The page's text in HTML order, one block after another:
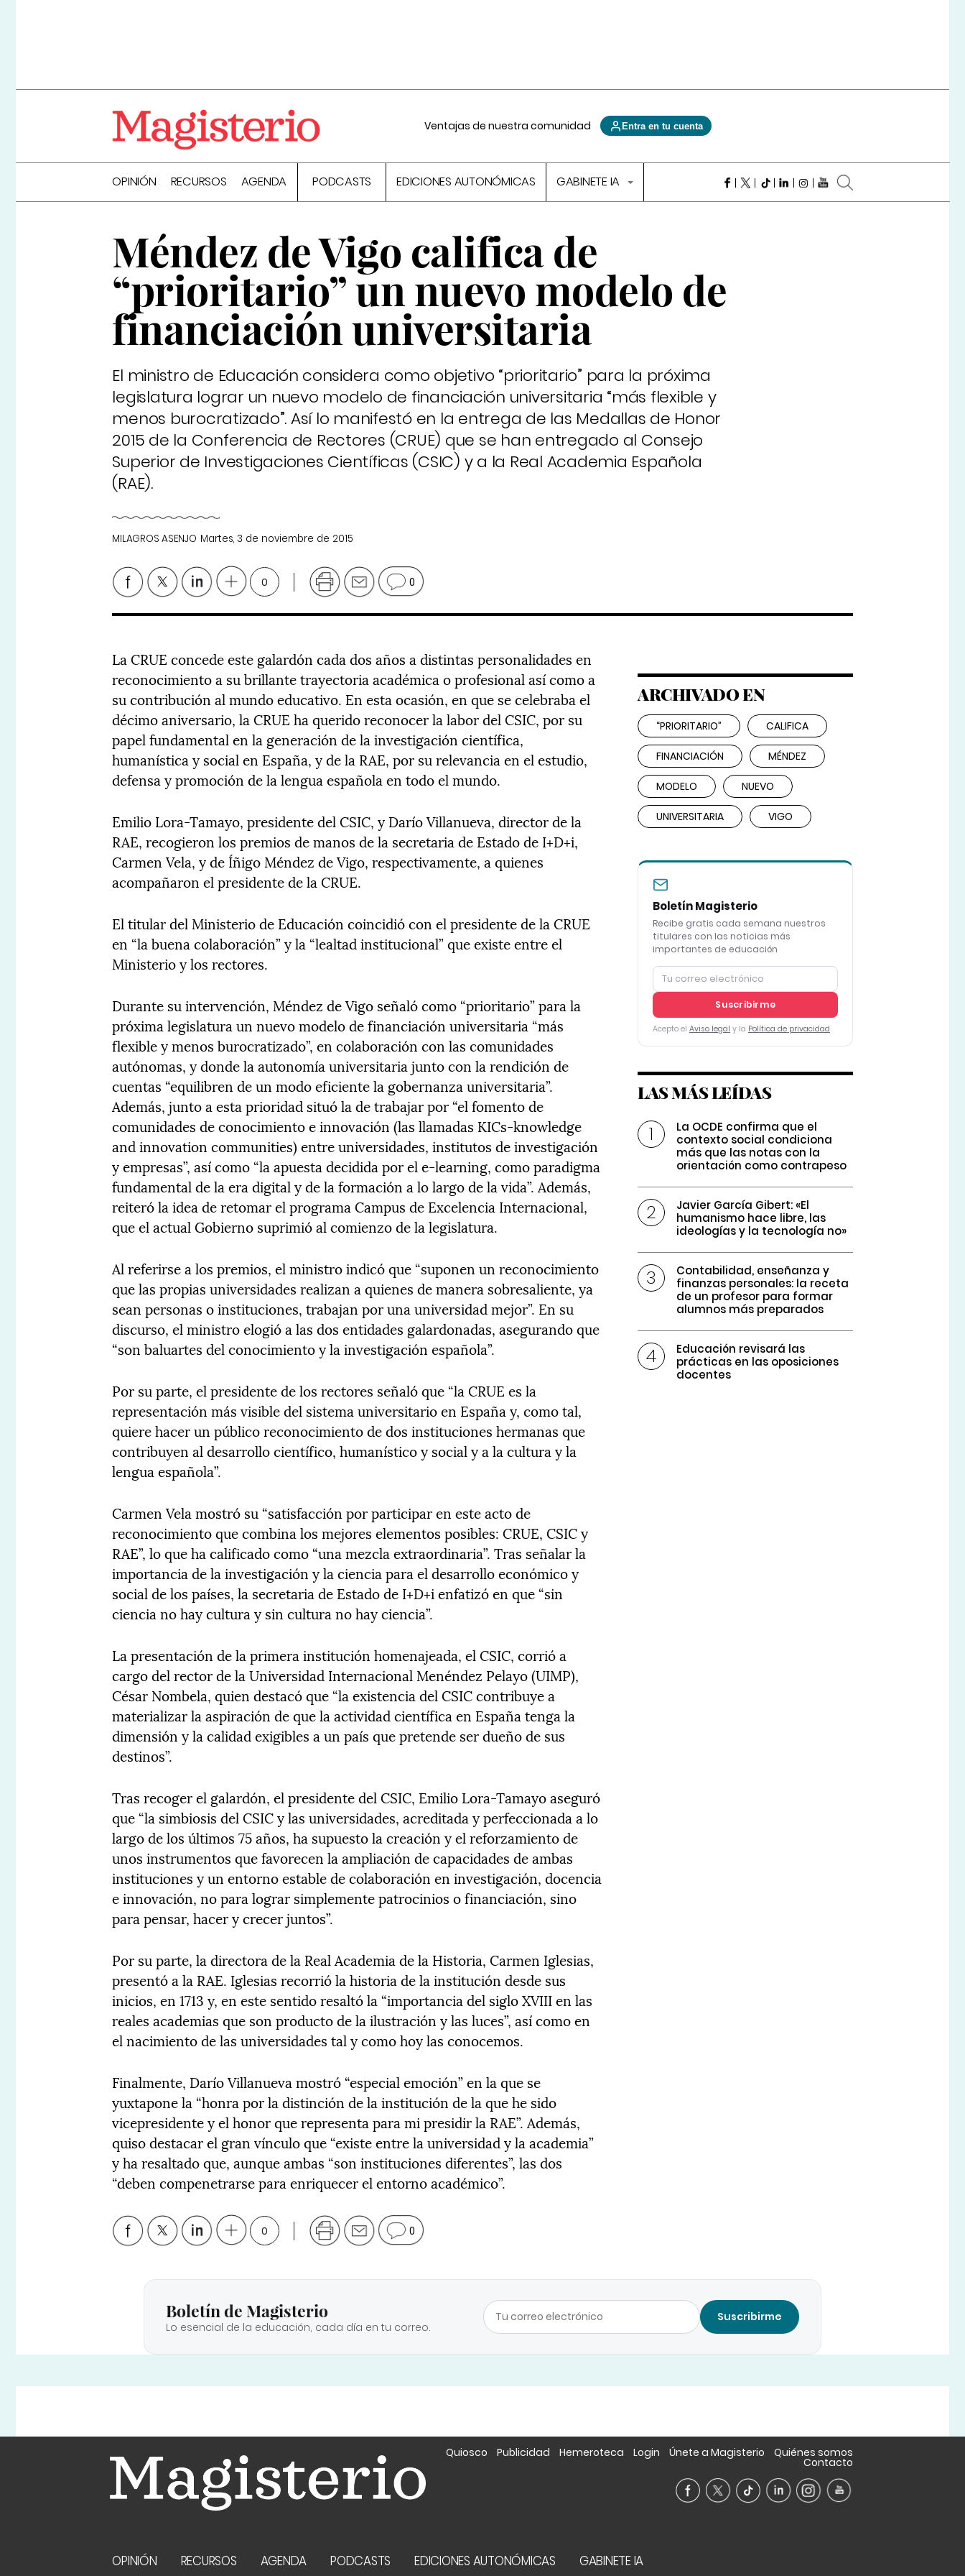
Ventajas de nuestra comunidad Entra en tu cuenta
OPINIÓN RECURSOS AGENDA PODCASTS EDICIONES AUTONÓMICAS GABINETE IA
Méndez de Vigo califica de
“prioritario” un nuevo modelo de
financiación universitaria
El ministro de Educación considera como objetivo “prioritario” para la próxima
legislatura lograr un nuevo modelo de financiación universitaria “más flexible y
menos burocratizado”. Así lo manifestó en la entrega de las Medallas de Honor
2015 de la Conferencia de Rectores (CRUE) que se han entregado al Consejo
Superior de Investigaciones Científicas (CSIC) y a la Real Academia Española
(RAE).
MILAGROS ASENJO Martes, 3 de noviembre de 2015
0 0
La CRUE concede este galardón cada dos años a distintas personalidades en
reconocimiento a su brillante trayectoria académica o profesional así como a
su contribución al mundo educativo. En esta ocasión, en que se celebraba el
décimo aniversario, la CRUE ha querido reconocer la labor del CSIC, por su
papel fundamental en la generación de la investigación científica,
humanística y social en España, y de la RAE, por su relevancia en el estudio,
defensa y promoción de la lengua española en todo el mundo.
Emilio Lora-Tamayo, presidente del CSIC, y Darío Villanueva, director de la
RAE, recogieron los premios de manos de la secretaria de Estado de I+D+i,
Carmen Vela, y de Íñigo Méndez de Vigo, respectivamente, a quienes
acompañaron el presidente de la CRUE.
El titular del Ministerio de Educación coincidió con el presidente de la CRUE
en “la buena colaboración” y la “lealtad institucional” que existe entre el
Ministerio y los rectores.
Durante su intervención, Méndez de Vigo señaló como “prioritario” para la
próxima legislatura un nuevo modelo de financiación universitaria “más
flexible y menos burocratizado”, en colaboración con las comunidades
autónomas, y donde la autonomía universitaria junto con la rendición de
cuentas “equilibren de un modo eficiente la gobernanza universitaria”.
Además, junto a esta prioridad situó la de trabajar por “el fomento de
comunidades de conocimiento e innovación (las llamadas KICs-knowledge
and innovation communities) entre universidades, institutos de investigación
y empresas”, así como “la apuesta decidida por el e-learning, como paradigma
fundamental de la era digital y de la formación a lo largo de la vida”. Además,
reiteró la idea de retomar el programa Campus de Excelencia Internacional,
que el actual Gobierno suprimió al comienzo de la legislatura.
Al referirse a los premios, el ministro indicó que “suponen un reconocimiento
que las propias universidades realizan a quienes de manera sobresaliente, ya
sean personas o instituciones, trabajan por una universidad mejor”. En su
discurso, el ministro elogió a las dos entidades galardonadas, asegurando que
“son baluartes del conocimiento y la investigación española”.
Por su parte, el presidente de los rectores señaló que “la CRUE es la
representación más visible del sistema universitario en España y, como tal,
quiere hacer un público reconocimiento de dos instituciones hermanas que
contribuyen al desarrollo científico, humanístico y social y a la cultura y la
lengua española”.
Carmen Vela mostró su “satisfacción por participar en este acto de
reconocimiento que combina los mejores elementos posibles: CRUE, CSIC y
RAE”, lo que ha calificado como “una mezcla extraordinaria”. Tras señalar la
importancia de la investigación y la ciencia para el desarrollo económico y
social de los países, la secretaria de Estado de I+D+i enfatizó en que “sin
ciencia no hay cultura y sin cultura no hay ciencia”.
La presentación de la primera institución homenajeada, el CSIC, corrió a
cargo del rector de la Universidad Internacional Menéndez Pelayo (UIMP),
César Nombela, quien destacó que “la existencia del CSIC contribuye a
materializar la aspiración de que la actividad científica en España tenga la
dimensión y la calidad exigibles a un país que pretende ser dueño de sus
destinos”.
Tras recoger el galardón, el presidente del CSIC, Emilio Lora-Tamayo aseguró
que “la simbiosis del CSIC y las universidades, acreditada y perfeccionada a lo
largo de los últimos 75 años, ha supuesto la creación y el reforzamiento de
unos instrumentos que favorecen la ampliación de capacidades de ambas
instituciones y un entorno estable de colaboración en investigación, docencia
e innovación, no para lograr simplemente patrocinios o financiación, sino
para pensar, hacer y crecer juntos”.
Por su parte, la directora de la Real Academia de la Historia, Carmen Iglesias,
presentó a la RAE. Iglesias recorrió la historia de la institución desde sus
inicios, en 1713 y, en este sentido resaltó la “importancia del siglo XVIII en las
reales academias que son producto de la ilustración y las luces”, así como en
el nacimiento de las universidades tal y como hoy las conocemos.
Finalmente, Darío Villanueva mostró “especial emoción” en la que se
yuxtapone la “honra por la distinción de la institución de la que he sido
vicepresidente y el honor que representa para mi presidir la RAE”. Además,
quiso destacar el gran vínculo que “existe entre la universidad y la academia”
y ha resaltado que, aunque ambas “son instituciones diferentes”, las dos
“deben compenetrarse para enriquecer el entorno académico”.
0 0
ARCHIVADO EN
“PRIORITARIO” CALIFICA
FINANCIACIÓN MÉNDEZ
MODELO NUEVO
UNIVERSITARIA VIGO
Boletín Magisterio
Recibe gratis cada semana nuestros
titulares con las noticias más
importantes de educación
Suscribirme
Acepto el Aviso legal y la Política de privacidad
LAS MÁS LEÍDAS
La OCDE confirma que el
contexto social condiciona
más que las notas con la
orientación como contrapeso
Javier García Gibert: «El
humanismo hace libre, las
ideologías y la tecnología no»
Contabilidad, enseñanza y
finanzas personales: la receta
de un profesor para formar
alumnos más preparados
Educación revisará las
prácticas en las oposiciones
docentes
Boletín de Magisterio
Lo esencial de la educación, cada día en tu correo.
Suscribirme
Quiosco Publicidad Hemeroteca Login Únete a Magisterio Quiénes somos
Contacto
OPINIÓN RECURSOS AGENDA PODCASTS EDICIONES AUTONÓMICAS GABINETE IA